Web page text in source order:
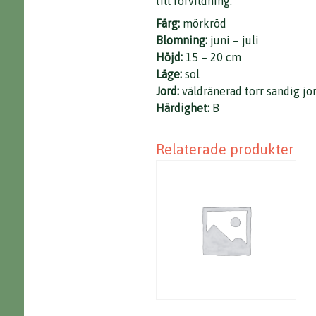
Färg: mörkröd
Blomning: juni – juli
Höjd: 15 – 20 cm
Läge: sol
Jord: väldränerad torr sandig
Härdighet: B
Relaterade produkter